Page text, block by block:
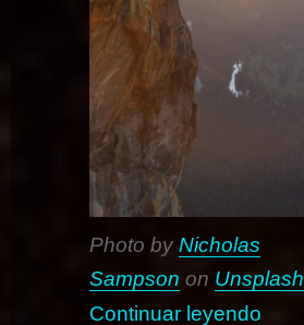
Photo byNicholas
Sampson on Unsplash
Continuar leyendo